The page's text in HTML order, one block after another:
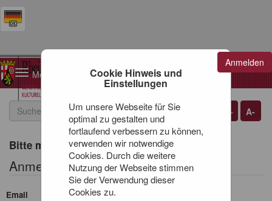
Cookie Hinweis und
Einstellungen
Um unsere Webseite für Sie
optimal zu gestalten und
fortlaufend verbessern zu können,
verwenden wir notwendige
Cookies. Durch die weitere
Nutzung der Webseite stimmen
Sie der Verwendung dieser
Cookies zu.
0 Artikel
Anmelden
Toggle
navigation
A-
A+
Bitte melden Sie sich an
Anmeldeformular
Email